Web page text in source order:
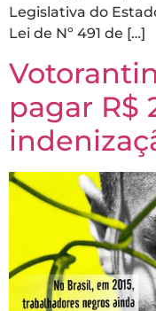
Legislativa do
Lei de Nº 491 de […]
pagar R$